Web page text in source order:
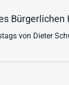
Bürgerlichen
von Dieter